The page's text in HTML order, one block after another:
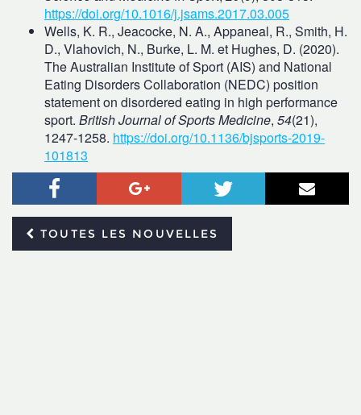
https://doi.org/10.1016/j.jsams.2017.03.005
Wells, K. R., Jeacocke, N. A., Appaneal, R., Smith, H.
D., Vlahovich, N., Burke, L. M. et Hughes, D. (2020).
The Australian Institute of Sport (AIS) and National
Eating Disorders Collaboration (NEDC) position
statement on disordered eating in high performance
sport. British Journal of Sports Medicine, 54(21),
1247‑1258. https://doi.org/10.1136/bjsports-2019-
101813
Facebook Google+ Twitter
TOUTES LES NOUVELLES